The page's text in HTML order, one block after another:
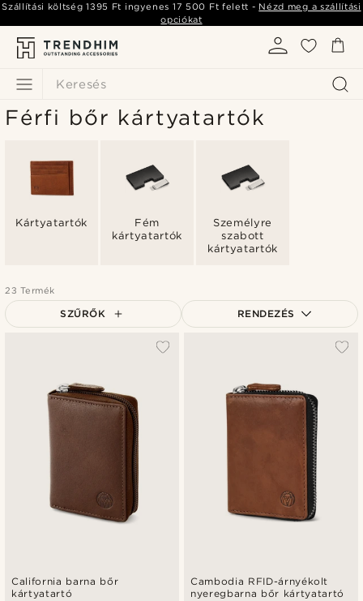
Keresés
Szállítási költség1395 Ft ingyenes 17 500 Ft felett - Nézd meg a szállítási
opciókat
Férfi bőr kártyatartók
Kártyatartók
Fém
kártyatartók
Személyre
szabott
kártyatartók
23 Termék
SZŰRŐK RENDEZÉS
Legalacsonyabb ár
Legmagasabb ár
California barna bőr
kártyatartó
Cambodia RFID-árnyékolt
nyeregbarna bőr kártyatartó